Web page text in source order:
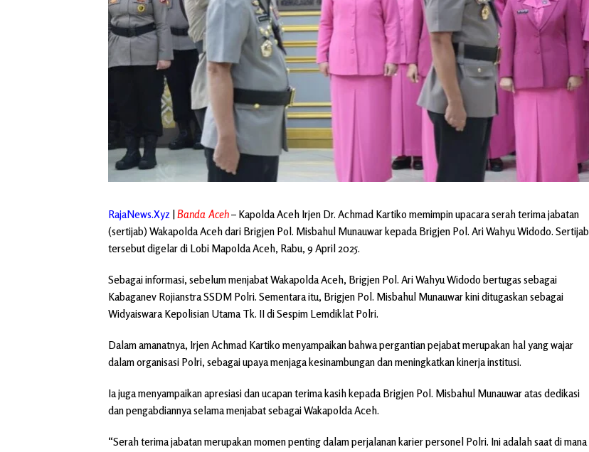
RajaNews.Xyz |Banda Aceh– Kapolda Aceh Irjen Dr. Achmad Kartiko memimpin upacara serah terima jabatan
(sertijab) Wakapolda Aceh dari Brigjen Pol. Misbahul Munauwar kepada Brigjen Pol. Ari Wahyu Widodo. Sertijab
tersebut digelar di Lobi Mapolda Aceh, Rabu, 9 April 2025.
Sebagai informasi, sebelum menjabat Wakapolda Aceh, Brigjen Pol. Ari Wahyu Widodo bertugas sebagai
Kabaganev Rojianstra SSDM Polri. Sementara itu, Brigjen Pol. Misbahul Munauwar kini ditugaskan sebagai
Widyaiswara Kepolisian Utama Tk. II di Sespim Lemdiklat Polri.
Dalam amanatnya, Irjen Achmad Kartiko menyampaikan bahwa pergantian pejabat merupakan hal yang wajar
dalam organisasi Polri, sebagai upaya menjaga kesinambungan dan meningkatkan kinerja institusi.
Ia juga menyampaikan apresiasi dan ucapan terima kasih kepada Brigjen Pol. Misbahul Munauwar atas dedikasi
dan pengabdiannya selama menjabat sebagai Wakapolda Aceh.
“Serah terima jabatan merupakan momen penting dalam perjalanan karier personel Polri. Ini adalah saat di mana